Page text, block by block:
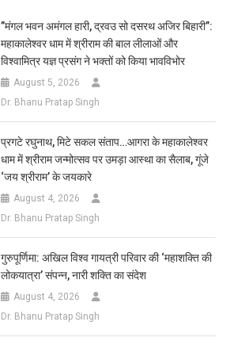
List
​”मंगल भवन अमंगल हारी, द्रवउ सो दसरथ अजिर बिहारी”:
महाकालेश्वर धाम में श्रीराम की बाल लीलाओं और
विश्वामित्र यज्ञ प्रसंग ने भक्तों को किया भावविभोर
August 5, 2026
Dr. Bhanu Pratap Singh
प्रगटे रघुनाथ, मिटे सकल संताप…आगरा के महाकालेश्वर
धाम में श्रीराम जन्मोत्सव पर उमड़ा आस्था का सैलाब, गूंजे
‘जय श्रीराम’ के जयकारे
August 4, 2026
Dr. Bhanu Pratap Singh
गुरुपूर्णिमा: अखिल विश्व गायत्री परिवार की ‘महाशक्ति की
लोकयात्रा’ संपन्न, नारी शक्ति का संदेश
August 4, 2026
Dr. Bhanu Pratap Singh